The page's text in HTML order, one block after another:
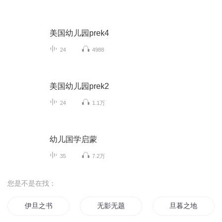
美国幼儿园prek4
24 4988
美国幼儿园prek2
24 1.1万
幼儿国学启蒙
35 7.2万
您是不是在找：
伊旦之书 无影无题 旦暮之地